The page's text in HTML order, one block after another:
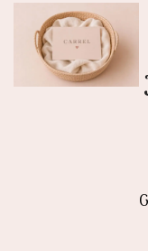
πρακτικό κούμπωμα με
τρουκς και άνετη
εφαρμογή για έναν
ξεκούραστο ύπνο και
όμορφες